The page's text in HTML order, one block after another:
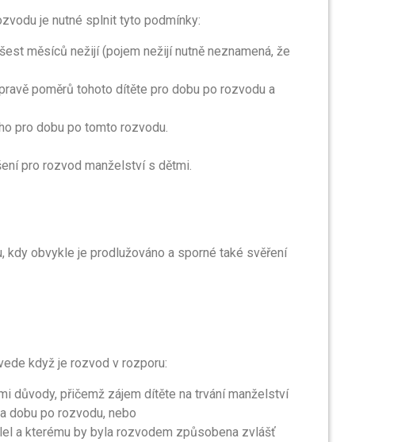
je nutné splnit tyto podmínky:
měsíců nežijí (pojem nežijí nutně neznamená, že
poměrů tohoto dítěte pro dobu po rozvodu a
pro dobu po tomto rozvodu.
pro rozvod manželství s dětmi.
kdy obvykle je prodlužováno a sporné také svěření
když je rozvod v rozporu:
důvody, přičemž zájem dítěte na trvání manželství
dobu po rozvodu, nebo
a kterému by byla rozvodem způsobena zvlášť